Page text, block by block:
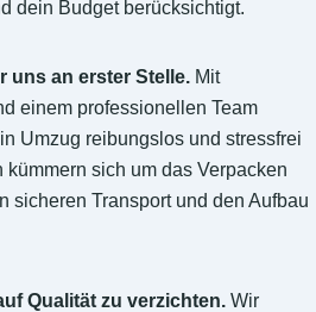
dein Budget berücksichtigt.
uns an erster Stelle. Mit
einem professionellen Team
Umzug reibungslos und stressfrei
sich um das Verpacken
sicheren Transport und den Aufbau
Qualität zu verzichten. Wir